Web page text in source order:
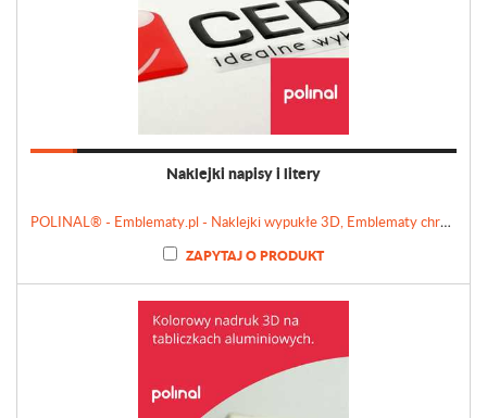
Naklejki napisy i litery
POLINAL® - Emblematy.pl - Naklejki wypukłe 3D, Emblematy chromowane, Tabliczki, Etykiety
ZAPYTAJ O PRODUKT